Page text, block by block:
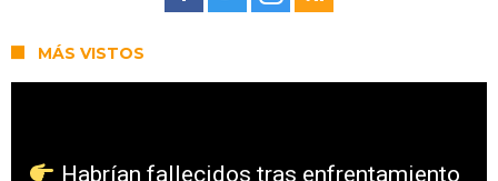
MÁS VISTOS
Habrían fallecidos tras enfrentamiento